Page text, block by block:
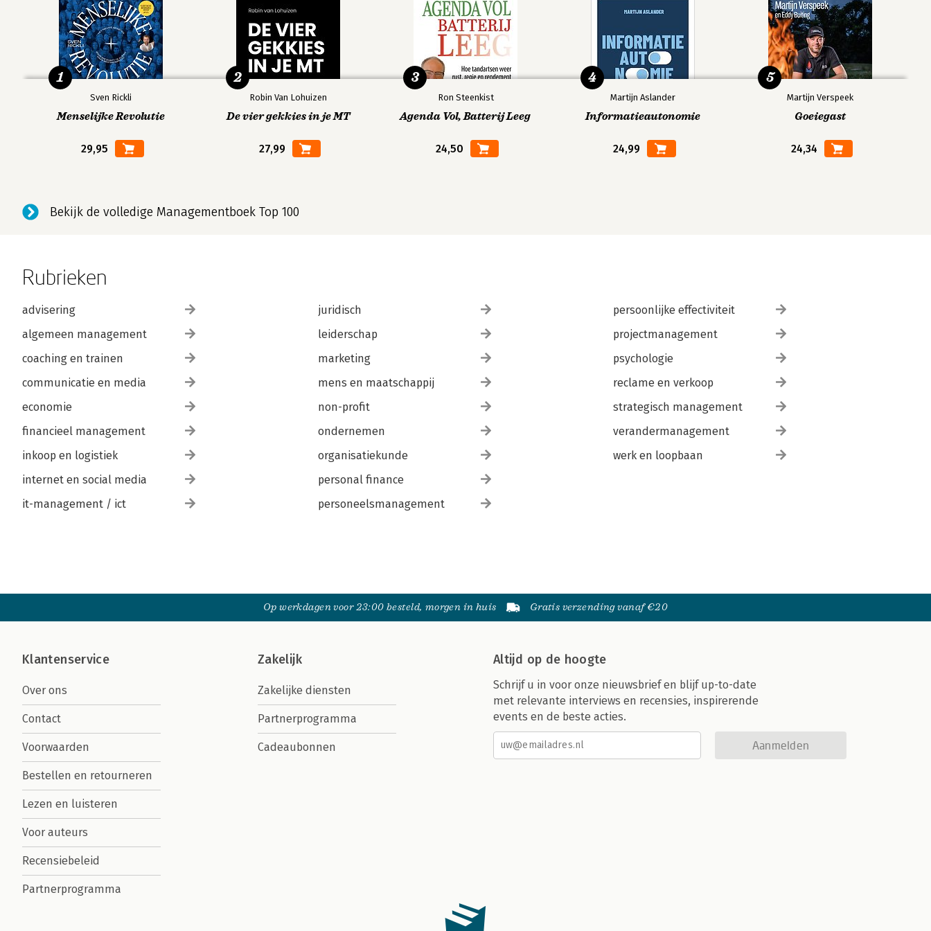
Sven Rickli
Menselijke Revolutie
29,95
1
Robin Van Lohuizen
De vier gekkies in je MT
27,99
2
Ron Steenkist
Agenda Vol, Batterij Leeg
24,50
3
Martijn Aslander
Informatieautonomie
24,99
4
Martijn Verspeek
Goeiegast
24,34
5
Bekijk de volledige Managementboek Top 100
Rubrieken
advisering
algemeen management
coaching en trainen
communicatie en media
economie
financieel management
inkoop en logistiek
internet en social media
it-management / ict
juridisch
leiderschap
marketing
mens en maatschappij
non-profit
ondernemen
organisatiekunde
personal finance
personeelsmanagement
persoonlijke effectiviteit
projectmanagement
psychologie
reclame en verkoop
strategisch management
verandermanagement
werk en loopbaan
Op werkdagen voor 23:00 besteld, morgen in huis Gratis verzending vanaf €20
Klantenservice
Over ons
Contact
Voorwaarden
Bestellen en retourneren
Lezen en luisteren
Voor auteurs
Recensiebeleid
Partnerprogramma
Zakelijk
Zakelijke diensten
Partnerprogramma
Cadeaubonnen
Altijd op de hoogte
Schrijf u in voor onze nieuwsbrief en blijf up-to-date
met relevante interviews en recensies, inspirerende
events en de beste acties.
Aanmelden